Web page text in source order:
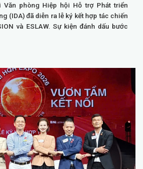
Văn phòng Hiệp hội Hỗ trợ Phát triển
(IDA) đã diễn ra lễ ký kết hợp tác chiến
và ESLAW. Sự kiện đánh dấu bước